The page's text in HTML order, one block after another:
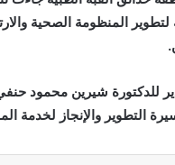
المنظومة الصحية
شيرين محمود حنفي
التطوير والإنجاز لخدمة